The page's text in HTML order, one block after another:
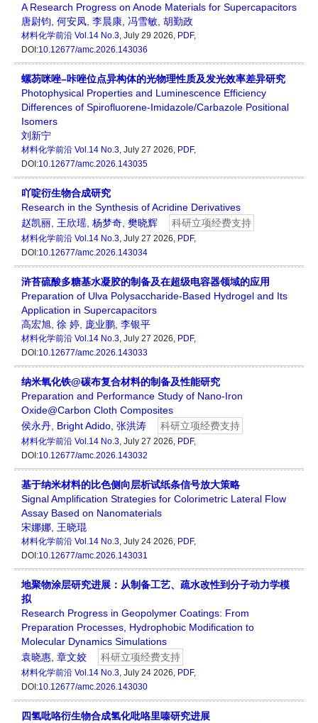
A Research Progress on Anode Materials for Supercapacitors
唐尉钧 何安凤 李晨康 冯雪敏 胡勤政
材料化学前沿 Vol.14 No.3, July 29 2026, PDF,
DOI:10.12677/amc.2026.143036
螺芴咪唑–咔唑位点异构体的光物理性质及发光效率差异研究
Photophysical Properties and Luminescence Efficiency
Differences of Spirofluorene-Imidazole/Carbazole Positional
Isomers
刘新宁
材料化学前沿 Vol.14 No.3, July 27 2026, PDF,
DOI:10.12677/amc.2026.143035
吖啶衍生物合成研究
Research in the Synthesis of Acridine Derivatives
赵凯丽 王欣瑶 杨梦奇 樊晓辉 科研立项经费支持
材料化学前沿 Vol.14 No.3, July 27 2026, PDF,
DOI:10.12677/amc.2026.143034
浒苔硫酸多糖基水凝胶的制备及在超级电容器领域的应用
Preparation of Ulva Polysaccharide-Based Hydrogel and Its
Application in Supercapacitors
高宏旭 徐 婷 庞业鹏 李银平
材料化学前沿 Vol.14 No.3, July 27 2026, PDF,
DOI:10.12677/amc.2026.143033
纳米氧化铁@碳布复合材料的制备及性能研究
Preparation and Performance Study of Nano-Iron
Oxide@Carbon Cloth Composites
侯永丹 Bright Adido 张洪涛 科研立项经费支持
材料化学前沿 Vol.14 No.3, July 27 2026, PDF,
DOI:10.12677/amc.2026.143032
基于纳米材料的比色侧向层析试纸条信号放大策略
Signal Amplification Strategies for Colorimetric Lateral Flow
Assay Based on Nanomaterials
宋娜娜 王晓琨
材料化学前沿 Vol.14 No.3, July 24 2026, PDF,
DOI:10.12677/amc.2026.143031
地聚物涂层研究进展：从制备工艺、疏水改性到分子动力学模
拟
Research Progress in Geopolymer Coatings: From
Preparation Processes, Hydrophobic Modification to
Molecular Dynamics Simulations
袁晓惠 章文姣 科研立项经费支持
材料化学前沿 Vol.14 No.3, July 24 2026, PDF,
DOI:10.12677/amc.2026.143030
四氢吡咯衍生物合成氢化吡咯里嗪研究进展